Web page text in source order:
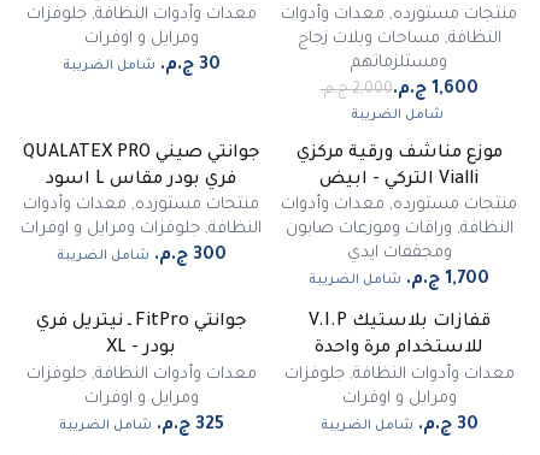
منتجات مستورده, معدات وأدوات
النظافة, مساحات وبلات زجاج
ومستلزماتهم
‏2,000 ج.م.‏
شامل الضريبة
معدات وأدوات النظافة,جلوفزات
ومرايل و اوفرات
شامل الضريبة
موزع مناشف ورقية مركزي
Vialli التركي - ابيض
منتجات مستورده, معدات وأدوات
النظافة, وراقات وموزعات صابون
ومجففات ايدي
شامل الضريبة
جوانتي صيني QUALATEX PRO
فري بودر مقاس L اسود
منتجات مستورده, معدات وأدوات
النظافة, جلوفزات ومرايل و اوفرات
شامل الضريبة
قفازات بلاستيك V.I.P
للاستخدام مرة واحدة
معدات وأدوات النظافة,جلوفزات
ومرايل و اوفرات
شامل الضريبة
جوانتي FitPro ـ نيتريل فري
بودر - XL
معدات وأدوات النظافة,جلوفزات
ومرايل و اوفرات
شامل الضريبة